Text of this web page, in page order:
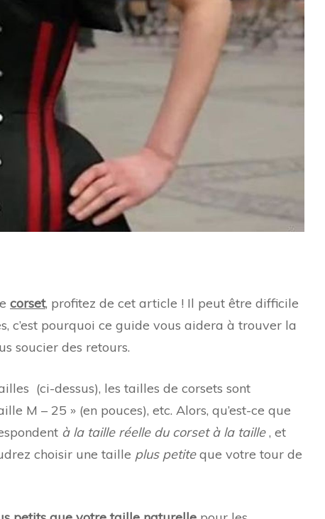
corset, profitez de cet article ! Il peut être difficile
c’est pourquoi ce guide vous aidera à trouver la
soucier des retours.
(ci-dessus), les tailles de corsets sont
M – 25 » (en pouces), etc. Alors, qu’est-ce que
à la taille réelle du corset à la taille, et
choisir une taille plus petiteque votre tour de